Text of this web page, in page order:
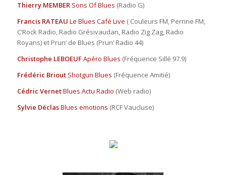
Thierry MEMBER Sons Of Blues (Radio G)
Francis RATEAU Le Blues Café Live ( Couleurs FM, Perrine FM,
C’Rock Radio, Radio Grésivaudan, Radio Zig Zag, Radio
Royans) et Prun’ de Blues (Prun’ Radio 44)
Christophe LEBOEUFApéro Blues (Fréquence Sillé 97.9)
Frédéric Briout Shotgun Blues (Fréquence Amitié)
Cédric VernetBlues Actu Radio (Web radio)
Sylvie DéclasBlues emotions (RCF Vaucluse)